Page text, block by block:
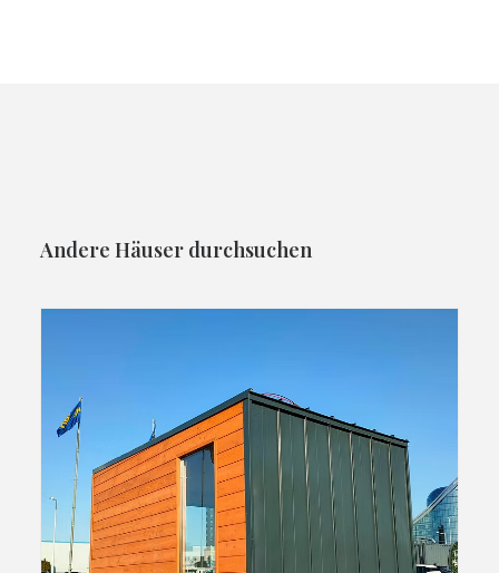
Andere Häuser durchsuchen